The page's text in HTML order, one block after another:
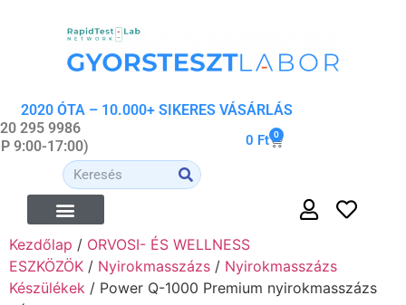
2020 ÓTA – 10.000+ SIKERES VÁSÁRLÁS
295 9986
9:00-17:00)
0 Ft 0
Kezdőlap / ORVOSI- ÉS WELLNESS
ESZKÖZÖK / Nyirokmasszázs / Nyirokmasszázs
Készülékek / Power Q-1000 Premium nyirokmasszázs